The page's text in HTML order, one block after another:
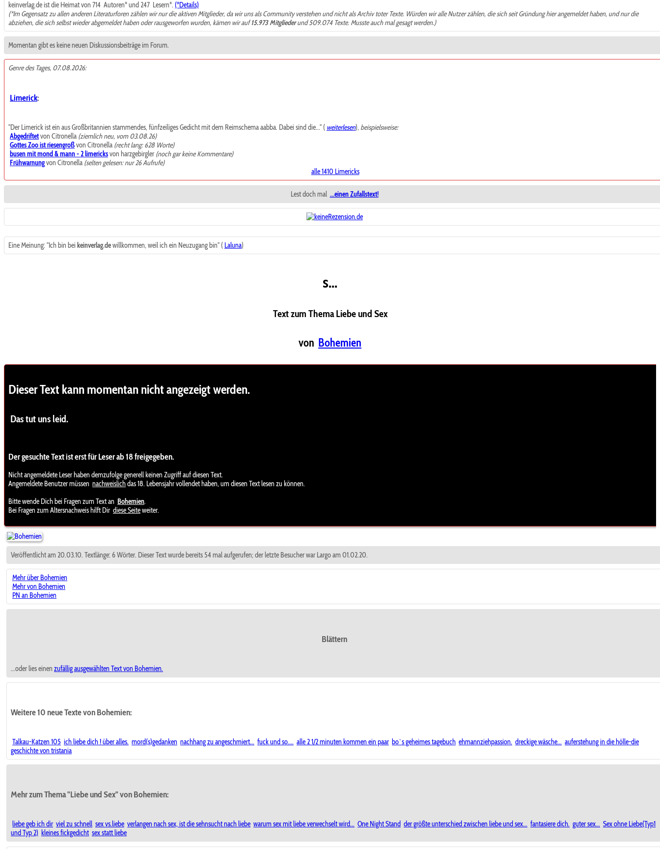
keinverlag.de ist die Heimat von 714 Autoren* und 247 Lesern*. (*Details)
(*Im Gegensatz zu allen anderen Literaturforen zählen wir nur die aktiven Mitglieder, da wir uns als Community verstehen und nicht als Archiv toter Texte. Würden wir alle Nutzer zählen, die sich seit Gründung hier angemeldet haben, und nur die
abziehen, die sich selbst wieder abgemeldet haben oder rausgeworfen wurden, kämen wir auf15.973 Mitgliederund 509.074 Texte. Musste auch mal gesagt werden.)
Momentan gibt es keine neuen Diskussionsbeiträge im Forum.
Genre des Tages, 07.08.2026:
Limerick:
"Der Limerick ist ein aus Großbritannien stammendes, fünfzeiliges Gedicht mit dem Reimschema aabba. Dabei sind die..." ( weiterlesen),beispielsweise:
Abgedriftetvon Citronella (ziemlich neu, vom 03.08.26)
Gottes Zoo ist riesengroßvon Citronella (recht lang: 628 Worte)
busen mit mond & mann - 2 limericksvon harzgebirgler (noch gar keine Kommentare)
Frühwarnungvon Citronella (selten gelesen: nur 26 Aufrufe)
alle 1410 Limericks
Lest doch mal ...einen Zufallstext!
Eine Meinung: "Ich bin bei keinverlag.dewillkommen, weil ich ein Neuzugang bin" ( Laluna)
s...
Text zum Thema Liebe und Sex
von Bohemien
Dieser Text kann momentan nicht angezeigt werden.
Das tut uns leid.
Der gesuchte Text ist erst für Leser ab 18 freigegeben.
Nicht angemeldete Leser haben demzufolge generell keinen Zugriff auf diesen Text.
Angemeldete Benutzer müssen nachweislichdas 18. Lebensjahr vollendet haben, um diesen Text lesen zu können.
Bitte wende Dich bei Fragen zum Text an Bohemien.
Bei Fragen zum Altersnachweis hilft Dir diese Seiteweiter.
Veröffentlicht am 20.03.10. Textlänge: 6 Wörter. Dieser Text wurde bereits 54 mal aufgerufen; der letzte Besucher war Largo am 01.02.20.
Mehr über Bohemien
Mehr von Bohemien
PN an Bohemien
Blättern
...oder lies einen zufällig ausgewählten Text von Bohemien.
Weitere 10 neue Texte von Bohemien:
Talkau-Katzen 105 ich liebe dich ! über alles. mord(s)gedanken nachhang zu angeschmiert... fuck und so.... alle 2 1/2 minuten kommen ein paar bo`s geheimes tagebuch ehmannziehpassion. dreckige wäsche... auferstehung in die hölle-die
geschichte von tristania
Mehr zum Thema "Liebe und Sex" von Bohemien:
liebe geb ich dir viel zu schnell sex vs.liebe verlangen nach sex, ist die sehnsucht nach liebe warum sex mit liebe verwechselt wird... One Night Stand der größte unterschied zwischen liebe und sex... fantasiere dich. guter sex... Sex ohne Liebe(Typ1
und Typ 2) kleines fickgedicht sex statt liebe